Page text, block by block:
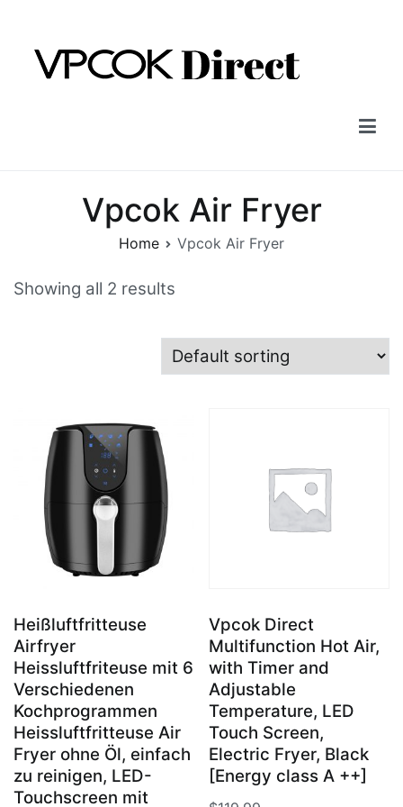
content
Vpcok Air Fryer
Home Vpcok Air Fryer
Showing all 2 results
Heißluftfritteuse
Airfryer
Heissluftfriteuse mit 6
Verschiedenen
Kochprogrammen
Heissluftfritteuse Air
Fryer ohne Öl, einfach
zu reinigen, LED-
Touchscreen mit
Vpcok Direct
Multifunction Hot Air,
with Timer and
Adjustable
Temperature, LED
Touch Screen,
Electric Fryer, Black
[Energy class A ++]